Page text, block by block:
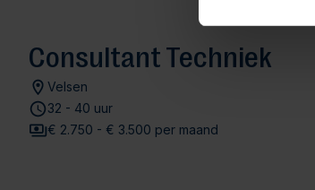
Consultant Techniek
Velsen
32 - 40 uur
€ 2.750 - € 3.500 per maand